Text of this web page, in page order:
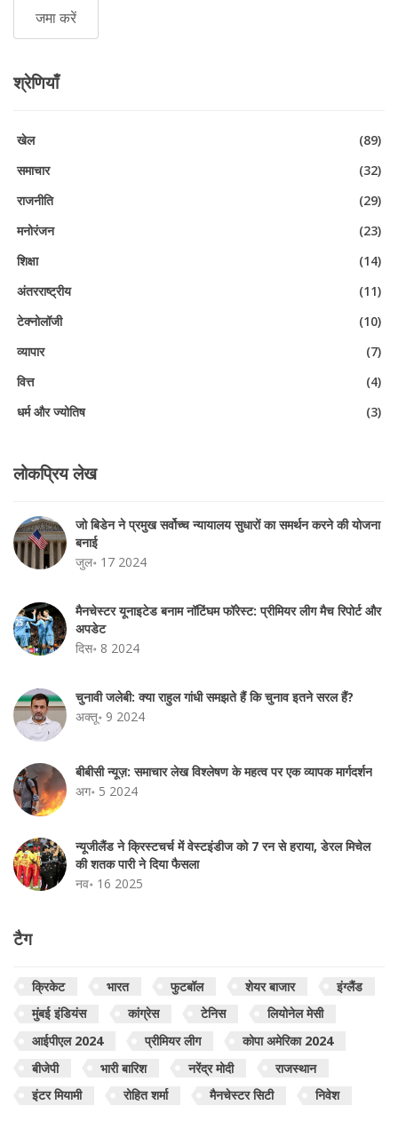
श्रेणियाँ
खेल
(89)
समाचार
(32)
राजनीति
(29)
मनोरंजन
(23)
शिक्षा
(14)
अंतरराष्ट्रीय
(11)
टेक्नोलॉजी
(10)
व्यापार
(7)
वित्त
(4)
धर्म और ज्योतिष
(3)
लोकप्रिय लेख
जो बिडेन ने प्रमुख सर्वोच्च न्यायालय सुधारों का समर्थन करने की योजना
बनाई
जुल॰ 17 2024
मैनचेस्टर यूनाइटेड बनाम नॉटिंघम फॉरेस्ट: प्रीमियर लीग मैच रिपोर्ट और
अपडेट
दिस॰ 8 2024
चुनावी जलेबी: क्या राहुल गांधी समझते हैं कि चुनाव इतने सरल हैं?
अक्तू॰ 9 2024
बीबीसी न्यूज़: समाचार लेख विश्लेषण के महत्व पर एक व्यापक मार्गदर्शन
अग॰ 5 2024
न्यूजीलैंड ने क्रिस्टचर्च में वेस्टइंडीज को 7 रन से हराया, डेरल मिचेल
की शतक पारी ने दिया फैसला
नव॰ 16 2025
टैग
क्रिकेट भारत फुटबॉल शेयर बाजार
इंग्लैंड
मुंबई इंडियंस
कांग्रेस टेनिस
लियोनेल मेसी
आईपीएल 2024
प्रीमियर लीग
कोपा अमेरिका 2024
बीजेपी
भारी बारिश नरेंद्र मोदी
राजस्थान
इंटर मियामी
रोहित शर्मा मैनचेस्टर सिटी निवेश